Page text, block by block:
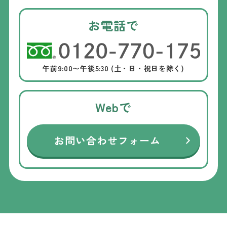
お電話で
午前9:00〜午後5:30 (土・日・祝日を除く)
Webで
お問い合わせフォーム